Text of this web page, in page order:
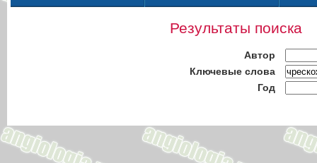
Результаты поиска
Автор
Ключевые слова
Год